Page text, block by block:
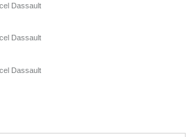
Dassault
Dassault
Dassault